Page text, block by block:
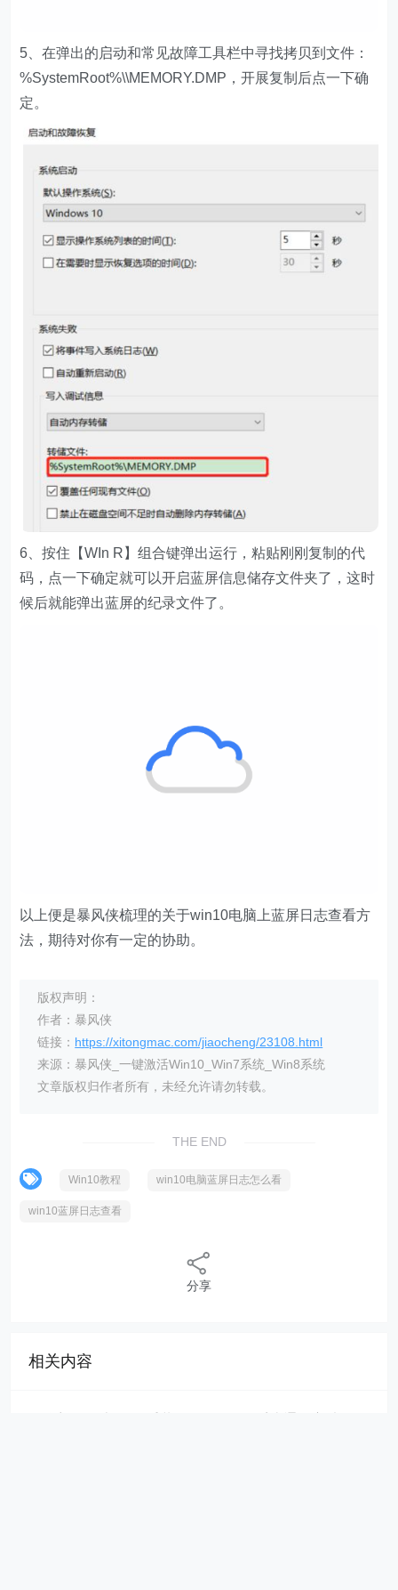
5、在弹出的启动和常见故障工具栏中寻找拷贝到文件：
%SystemRoot%\\MEMORY.DMP，开展复制后点一下确
定。
6、按住【WIn R】组合键弹出运行，粘贴刚刚复制的代
码，点一下确定就可以开启蓝屏信息储存文件夹了，这时
候后就能弹出蓝屏的纪录文件了。
以上便是暴风侠梳理的关于win10电脑上蓝屏日志查看方
法，期待对你有一定的协助。
版权声明：
作者：暴风侠
链接： https://xitongmac.com/jiaocheng/23108.html
来源：暴风侠_一键激活Win10_Win7系统_Win8系统
文章版权归作者所有，未经允许请勿转载。
THE END
Win10教程 win10电脑蓝屏日志怎么看
win10蓝屏日志查看
分享
相关内容